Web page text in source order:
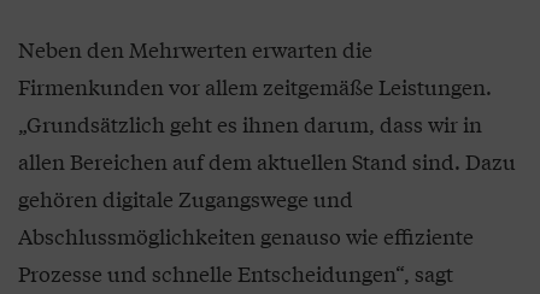
Neben den Mehrwerten erwarten die
Firmenkunden vor allem zeitgemäße Leistungen.
„Grundsätzlich geht es ihnen darum, dass wir in
allen Bereichen auf dem aktuellen Stand sind. Dazu
gehören digitale Zugangswege und
Abschlussmöglichkeiten genauso wie effiziente
Prozesse und schnelle Entscheidungen“, sagt